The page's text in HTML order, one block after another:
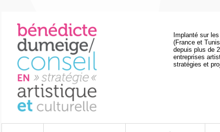
Implanté sur
(France et
depuis plus de
entreprises
stratégies et